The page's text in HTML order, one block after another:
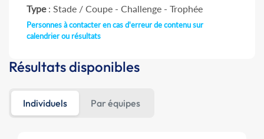
Type: Stade / Coupe - Challenge - Trophée
Personnes à contacter en cas d'erreur de contenu sur
calendrier ou résultats
Résultats disponibles
Individuels Par équipes